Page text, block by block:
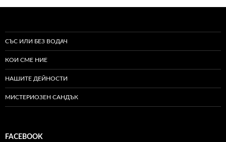
СЪС ИЛИ БЕЗ ВОДАЧ
КОИ СМЕ НИЕ
НАШИТЕ ДЕЙНОСТИ
МИСТЕРИОЗЕН САНДЪК
FACEBOOK